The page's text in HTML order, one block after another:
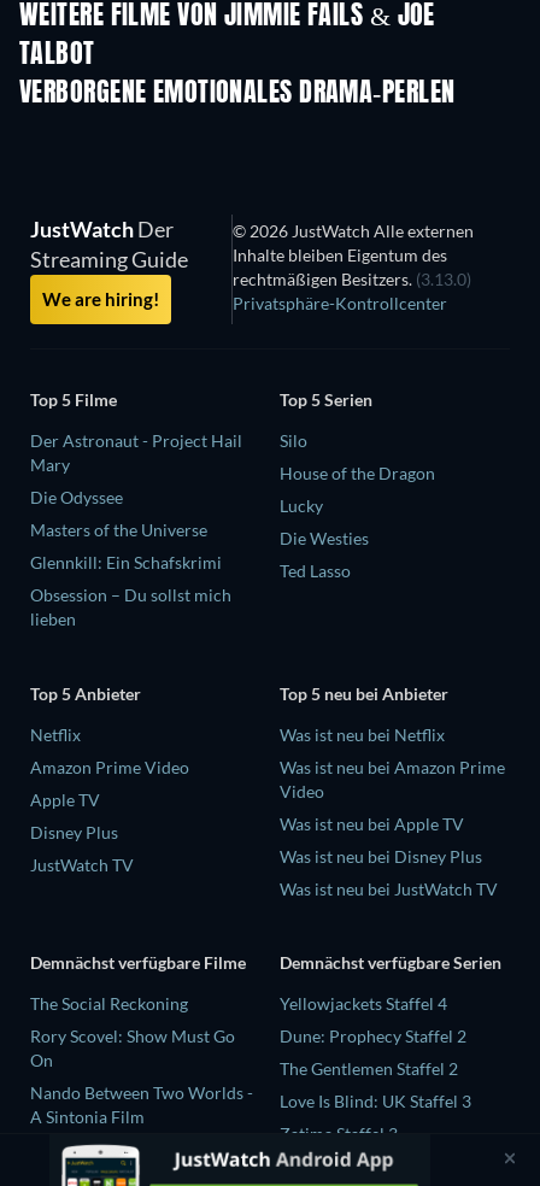
WEITERE FILME VON JIMMIE FAILS & JOE
TALBOT
VERBORGENE EMOTIONALES DRAMA-PERLEN
JustWatchDer
Streaming Guide
We are hiring!
© 2026 JustWatch Alle externen
Inhalte bleiben Eigentum des
rechtmäßigen Besitzers. (3.13.0)
Privatsphäre-Kontrollcenter
Top 5 Filme
Der Astronaut - Project Hail
Mary
Die Odyssee
Masters of the Universe
Glennkill: Ein Schafskrimi
Obsession – Du sollst mich
lieben
Top 5 Serien
Silo
House of the Dragon
Lucky
Die Westies
Ted Lasso
Top 5 Anbieter
Netflix
Amazon Prime Video
Apple TV
Disney Plus
JustWatch TV
Top 5 neu bei Anbieter
Was ist neu bei Netflix
Was ist neu bei Amazon Prime
Video
Was ist neu bei Apple TV
Was ist neu bei Disney Plus
Was ist neu bei JustWatch TV
Demnächst verfügbare Filme
The Social Reckoning
Rory Scovel: Show Must Go
On
Nando Between Two Worlds -
A Sintonia Film
Finding Connection
Demnächst verfügbare Serien
Yellowjackets Staffel 4
Dune: Prophecy Staffel 2
The Gentlemen Staffel 2
Love Is Blind: UK Staffel 3
Zatima Staffel 3